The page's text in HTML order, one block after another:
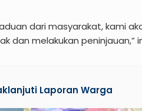
dari masyarakat, kami
dan melakukan peninjauan,”
Laporan Warga